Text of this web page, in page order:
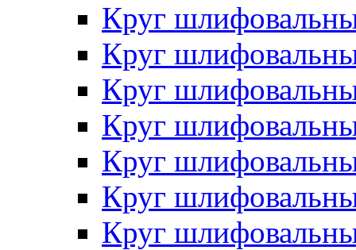
Круг
Круг
Круг
Круг
Круг
Круг
Круг